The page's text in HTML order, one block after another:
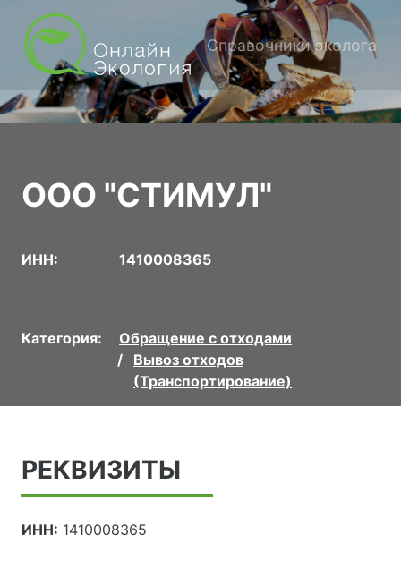
Справочники эколога
ООО "СТИМУЛ"
ИНН: 1410008365
Категория:
Обращение с отходами
Вывоз отходов
(Транспортирование)
РЕКВИЗИТЫ
ИНН: 1410008365